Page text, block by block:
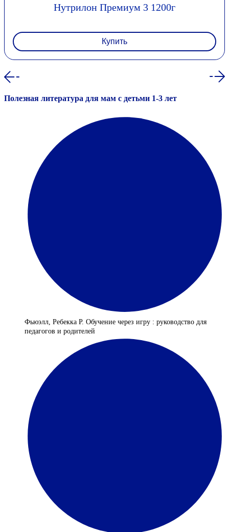
Нутрилон Премиум 3 1200г
Купить
Полезная литература для мам с детьми 1-3 лет
Фьюэлл, Ребекка Р. Обучение через игру : руководство для
педагогов и родителей